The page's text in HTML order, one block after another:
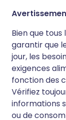
Bien que
garantir que
jour, les
exigences
fonction des
Vérifiez
informations
ou de